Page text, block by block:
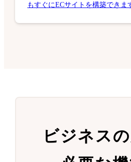
もすぐにECサイトを構築できま
ビジネス